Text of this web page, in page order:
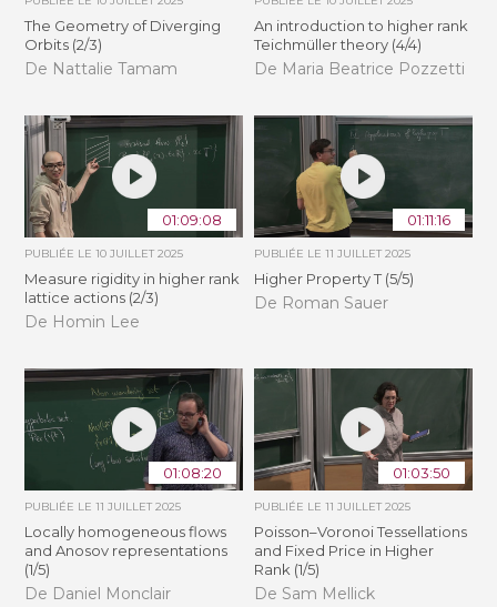
The Geometry of Diverging
Orbits (2/3)
De Nattalie Tamam
An introduction to higher rank
Teichmüller theory (4/4)
De Maria Beatrice Pozzetti
01:09:08
PUBLIÉE LE10 JUILLET 2025
Measure rigidity in higher rank
lattice actions (2/3)
De Homin Lee
01:11:16
PUBLIÉE LE 11 JUILLET 2025
Higher Property T (5/5)
De Roman Sauer
01:08:20
PUBLIÉE LE11 JUILLET 2025
Locally homogeneous flows
and Anosov representations
(1/5)
De Daniel Monclair
01:03:50
PUBLIÉE LE 11 JUILLET 2025
Poisson–Voronoi Tessellations
and Fixed Price in Higher
Rank (1/5)
De Sam Mellick